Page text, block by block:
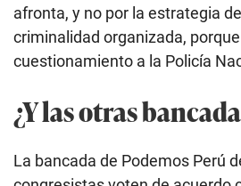
afronta, y no por la estrategia
criminalidad organizada,
cuestionamiento a la Policía
¿Y las otras
La bancada de Podemos Perú